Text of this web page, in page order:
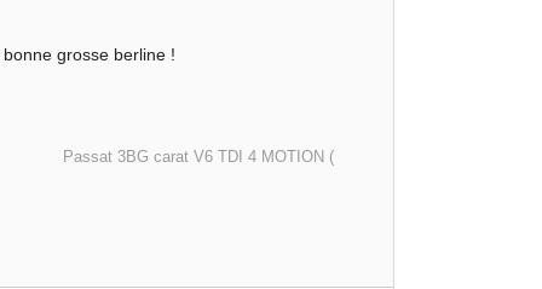
grosse berline !
V6 TDI 4 MOTION (